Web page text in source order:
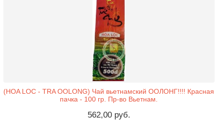
(HOA LOC - TRA OOLONG) Чай вьетнамский ООЛОНГ!!!! Красная
пачка - 100 гр. Пр-во Вьетнам.
562,00 руб.